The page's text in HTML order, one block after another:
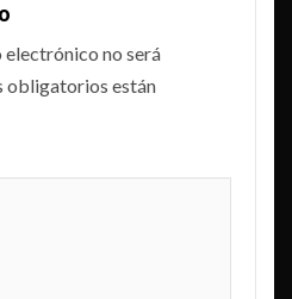
no será
obligatorios están